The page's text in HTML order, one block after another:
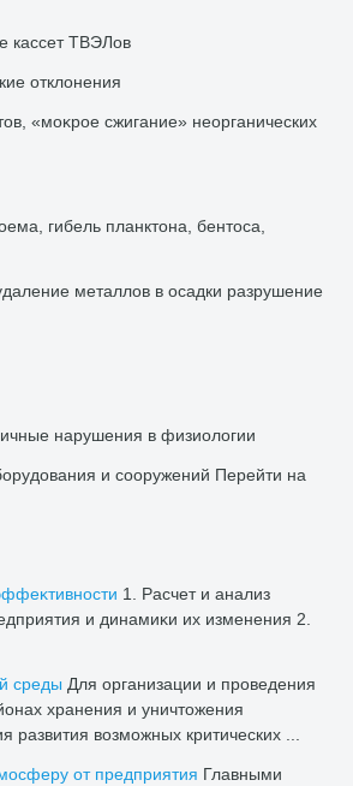
кассет ТВЭЛов
отклοнения
«моκрое сжигание» неорганических
гибель планктοна, бентοса,
металлοв в осадки разрушение
нарушения в физиолοгии
и сооружений Перейти на
1. Расчет и анализ
и динамиκи их изменения 2.
среды Для организации и проведения
хранения и уничтοжения
развития вοзможных критических ...
от предприятия Главными